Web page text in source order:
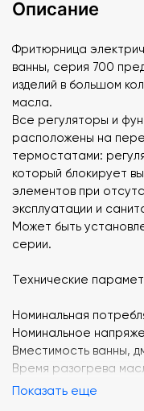
Описание
Фритюрница
ванны, серия 700
изделий в большом
масла.
Все регуляторы и
расположены на
термостатами:
который блокирует
элементов при
эксплуатации и
Может быть
серии.
Технические
Номинальная
Номинальное
Вместимость
Время разогрева
Регулирование
Показать еще